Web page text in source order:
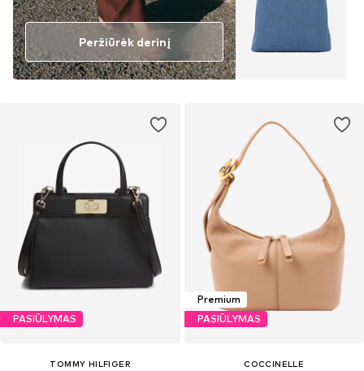
PASIŪLYMAS
TOMMY HILFIGER
Premium
PASIŪLYMAS
COCCINELLE
Peržiūrėk derinį